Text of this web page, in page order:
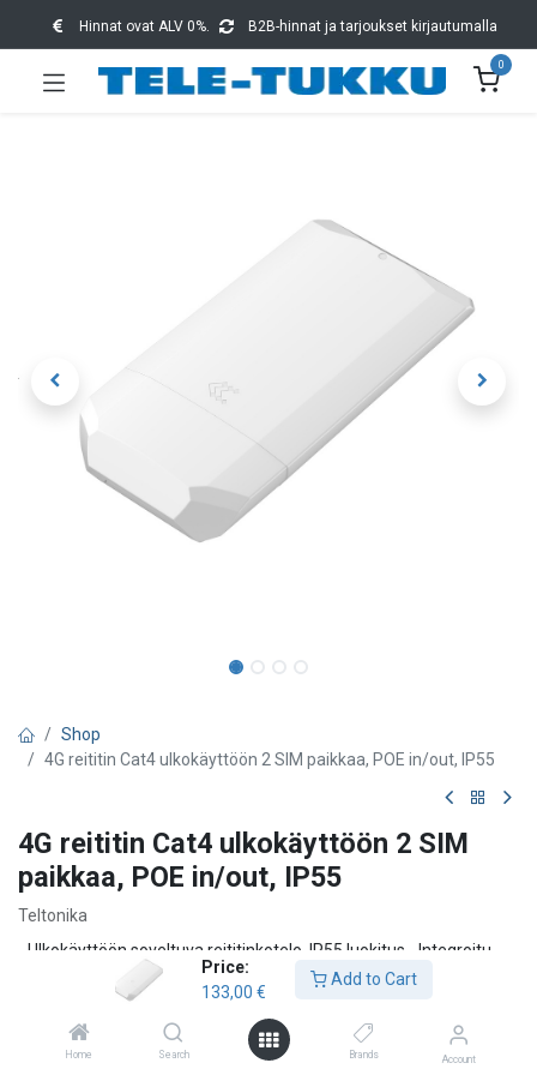
Price:
133,00 €
Add to Cart
Home Search Brands Account
Hinnat ovat ALV 0%. B2B-hinnat ja tarjoukset kirjautumalla
0
Shop
4G reititin Cat4 ulkokäyttöön 2 SIM paikkaa, POE in/out, IP55
4G reititin Cat4 ulkokäyttöön 2 SIM
paikkaa, POE in/out, IP55
Teltonika
- Ulkokäyttöön soveltuva reititinkotelo, IP55 luokitus - Integroitu
CAT4 tason 4G -reititin kotelon sisällä, maksiminopeus 150 Mbps -
AUTO FAILOVER: Kaksi SIM-korttipaikkaa automaattisella
operaattorin vaihdolla - 1x POE-in ja 1x POE-out (nopeus 100
Mbps) - RMS etähallintapalvelu yhteensopiva Reitittimen